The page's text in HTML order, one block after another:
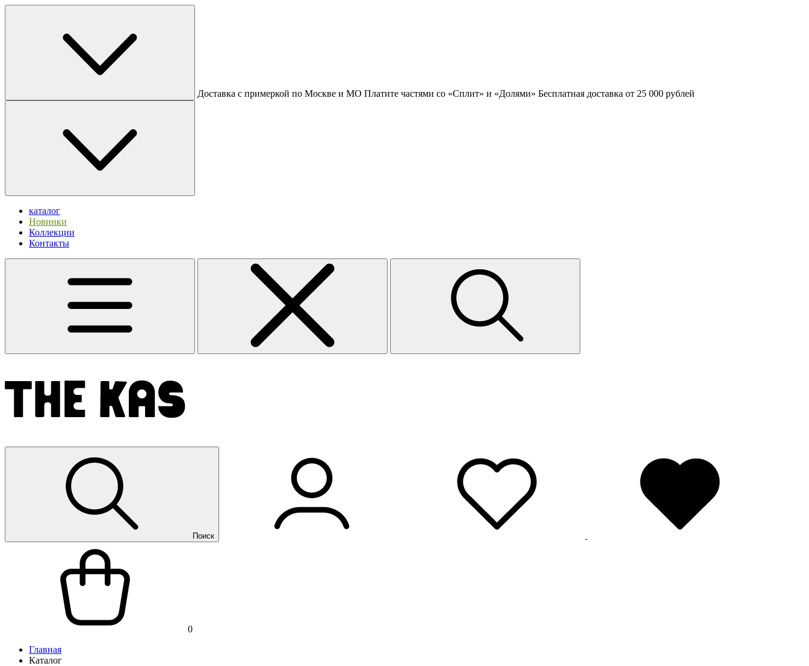
Доставка с примеркой по Москве и МО Платите частями со «Сплит» и «Долями» Бесплатная доставка от 25 000 рублей
каталог
Новинки
Коллекции
Контакты
Поиск
0
Главная
Каталог